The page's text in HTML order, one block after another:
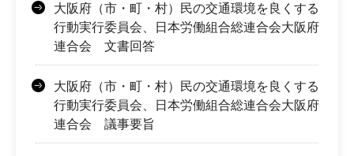
大阪府（市・町・村）民の交通環境を良くする
行動実行委員会、日本労働組合総連合会大阪府
連合会 文書回答
大阪府（市・町・村）民の交通環境を良くする
行動実行委員会、日本労働組合総連合会大阪府
連合会 議事要旨